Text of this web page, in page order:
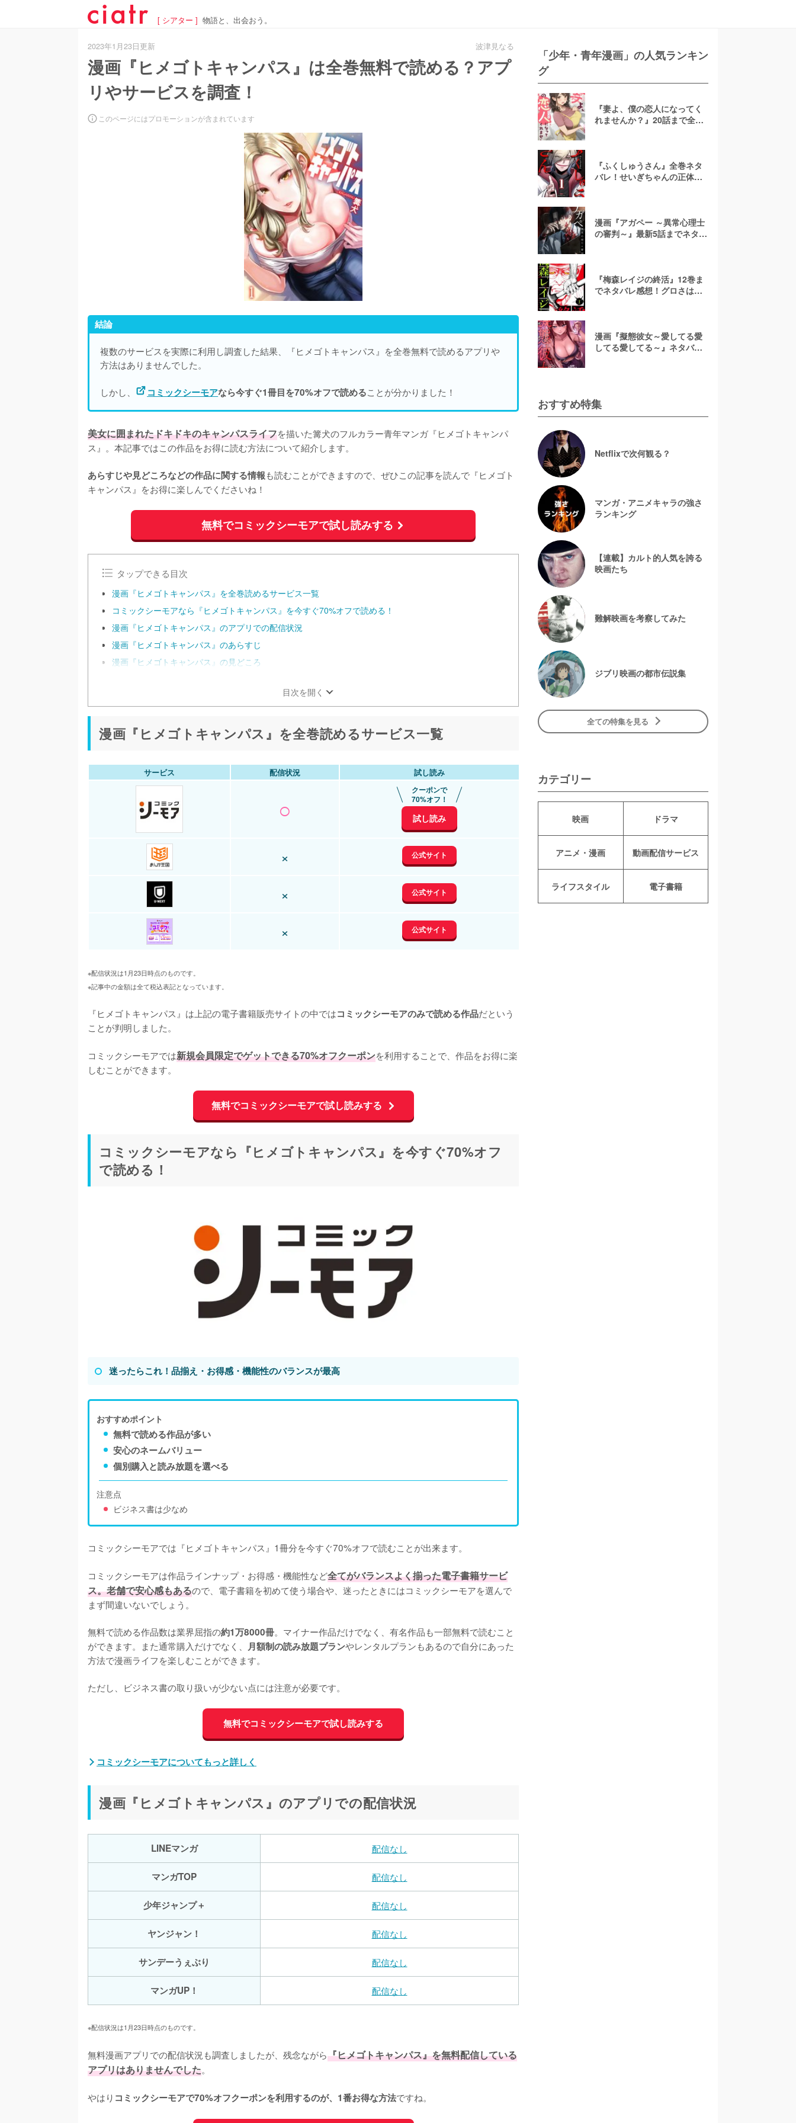
[ シアター ] 物語と、出会おう。
2023年1月23日更新 波津見なる
漫画『ヒメゴトキャンパス』は全巻無料で読める？アプ
リやサービスを調査！
このページにはプロモーションが含まれています
結論
複数のサービスを実際に利用し調査した結果、『ヒメゴトキャンパス』を全巻無料で読めるアプリや
方法はありませんでした。
しかし、 コミックシーモアなら今すぐ1冊目を70%オフで読めることが分かりました！
美女に囲まれたドキドキのキャンパスライフを描いた篝犬のフルカラー青年マンガ『ヒメゴトキャンパ
ス』。本記事ではこの作品をお得に読む方法について紹介します。
あらすじや見どころなどの作品に関する情報も読むことができますので、ぜひこの記事を読んで『ヒメゴト
キャンパス』をお得に楽しんでくださいね！
無料でコミックシーモアで試し読みする
タップできる目次
漫画『ヒメゴトキャンパス』を全巻読めるサービス一覧
コミックシーモアなら『ヒメゴトキャンパス』を今すぐ70%オフで読める！
漫画『ヒメゴトキャンパス』のアプリでの配信状況
漫画『ヒメゴトキャンパス』のあらすじ
漫画『ヒメゴトキャンパス』の見どころ
目次を開く
漫画『ヒメゴトキャンパス』を全巻読めるサービス一覧
サービス 配信状況 試し読み
○
クーポンで
70%オフ！
試し読み
× 公式サイト
× 公式サイト
× 公式サイト
※配信状況は1月23日時点のものです。
※記事中の金額は全て税込表記となっています。
『ヒメゴトキャンパス』は上記の電子書籍販売サイトの中ではコミックシーモアのみで読める作品だという
ことが判明しました。
コミックシーモアでは新規会員限定でゲットできる70%オフクーポンを利用することで、作品をお得に楽
しむことができます。
無料でコミックシーモアで試し読みする
コミックシーモアなら『ヒメゴトキャンパス』を今すぐ70%オフ
で読める！
迷ったらこれ！品揃え・お得感・機能性のバランスが最高
おすすめポイント
無料で読める作品が多い
安心のネームバリュー
個別購入と読み放題を選べる
注意点
ビジネス書は少なめ
コミックシーモアでは『ヒメゴトキャンパス』1冊分を今すぐ70%オフで読むことが出来ます。
コミックシーモアは作品ラインナップ・お得感・機能性など全てがバランスよく揃った電子書籍サービ
ス。老舗で安心感もあるので、電子書籍を初めて使う場合や、迷ったときにはコミックシーモアを選んで
まず間違いないでしょう。
無料で読める作品数は業界屈指の約1万8000冊。マイナー作品だけでなく、有名作品も一部無料で読むこと
ができます。また通常購入だけでなく、 月額制の読み放題プランやレンタルプランもあるので自分にあった
方法で漫画ライフを楽しむことができます。
ただし、ビジネス書の取り扱いが少ない点には注意が必要です。
無料でコミックシーモアで試し読みする
コミックシーモアについてもっと詳しく
漫画『ヒメゴトキャンパス』のアプリでの配信状況
LINEマンガ 配信なし
マンガTOP 配信なし
少年ジャンプ＋ 配信なし
ヤンジャン！ 配信なし
サンデーうぇぶり 配信なし
マンガUP！ 配信なし
※配信状況は1月23日時点のものです。
無料漫画アプリでの配信状況も調査しましたが、残念ながら『ヒメゴトキャンパス』を無料配信している
アプリはありませんでした。
やはり コミックシーモアで70%オフクーポンを利用するのが、1番お得な方法ですね。
「少年・青年漫画」の人気ランキン
グ
『妻よ、僕の恋人になってく
れませんか？』20話まで全話
『ふくしゅうさん』全巻ネタ
バレ！せいぎちゃんの正体・
漫画『アガペー ～異常心理士
の審判～』最新5話までネタバ
『梅森レイジの終活』12巻ま
でネタバレ感想！グロさはど
漫画『擬態彼女～愛してる愛
してる愛してる～』ネタバレ
おすすめ特集
Netflixで次何観る？
マンガ・アニメキャラの強さ
ランキング
【連載】カルト的人気を誇る
映画たち
難解映画を考察してみた
ジブリ映画の都市伝説集
全ての特集を見る
カテゴリー
映画 ドラマ
アニメ・漫画 動画配信サービス
ライフスタイル 電子書籍